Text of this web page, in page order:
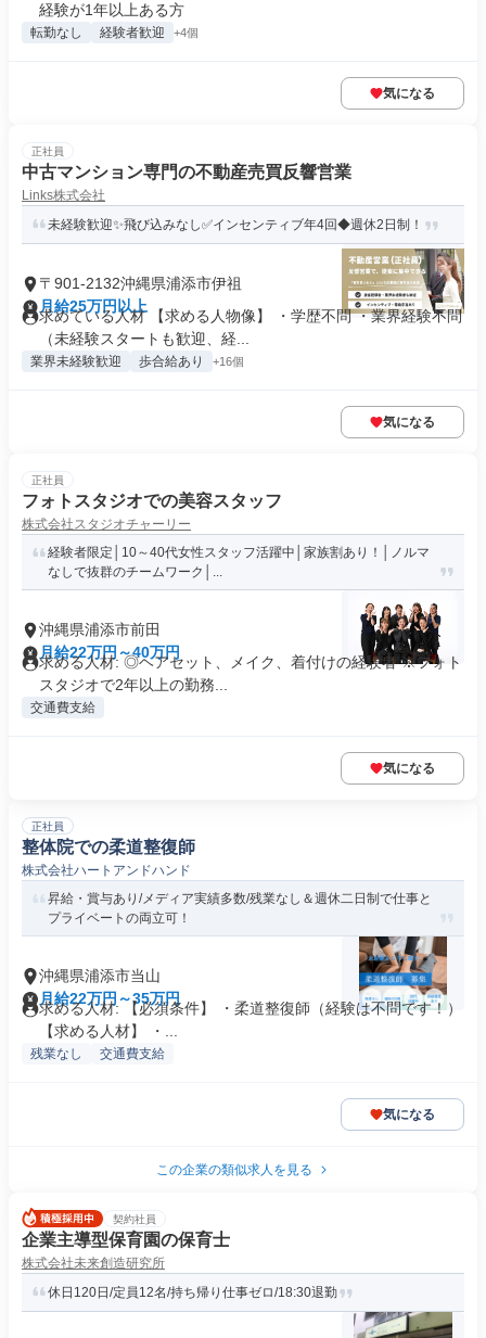
経験が1年以上ある方
転勤なし 経験者歓迎 +4個
気になる
正社員
中古マンション専門の不動産売買反響営業
Links株式会社
未経験歓迎✨飛び込みなし✅インセンティブ年4回◆週休2日制！
〒901-2132沖縄県浦添市伊祖
月給25万円以上
求めている人材 【求める人物像】 ・学歴不問 ・業界経験不問
（未経験スタートも歓迎、経...
業界未経験歓迎 歩合給あり +16個
気になる
正社員
フォトスタジオでの美容スタッフ
株式会社スタジオチャーリー
経験者限定│10～40代女性スタッフ活躍中│家族割あり！│ノルマ
なしで抜群のチームワーク│...
沖縄県浦添市前田
月給22万円～40万円
求める人材: ◎ヘアセット、メイク、着付けの経験者 ※フォト
スタジオで2年以上の勤務...
交通費支給
気になる
正社員
整体院での柔道整復師
株式会社ハートアンドハンド
昇給・賞与あり/メディア実績多数/残業なし＆週休二日制で仕事と
プライベートの両立可！
沖縄県浦添市当山
月給22万円～35万円
求める人材: 【必須条件】 ・柔道整復師（経験は不問です！）
【求める人材】 ・...
残業なし 交通費支給
気になる
この企業の類似求人を見る
契約社員
企業主導型保育園の保育士
株式会社未来創造研究所
休日120日/定員12名/持ち帰り仕事ゼロ/18:30退勤